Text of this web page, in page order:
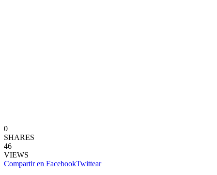
0
SHARES
46
VIEWS
Compartir en FacebookTwittear